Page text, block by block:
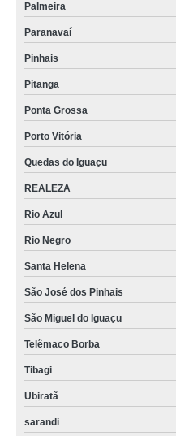
Palmeira
Paranavaí
Pinhais
Pitanga
Ponta Grossa
Porto Vitória
Quedas do Iguaçu
REALEZA
Rio Azul
Rio Negro
Santa Helena
São José dos Pinhais
São Miguel do Iguaçu
Telêmaco Borba
Tibagi
Ubiratã
sarandi